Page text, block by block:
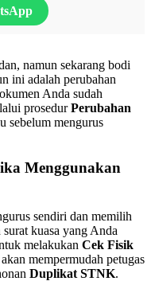
namun sekarang bodi
ini adalah perubahan
Anda sudah
prosedurPerubahan
sebelum mengurus
Menggunakan
sendiri dan memilih
kuasa yang Anda
melakukan Cek Fisik
mempermudah petugas
Duplikat STNK.